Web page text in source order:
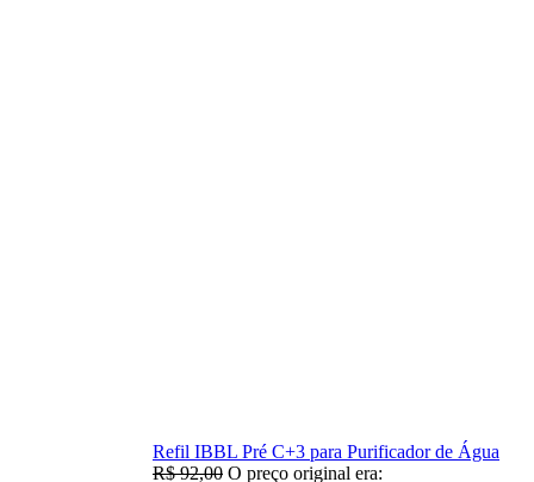
Refil IBBL Pré C+3 para Purificador de Água
R$92,00 O preço original era: